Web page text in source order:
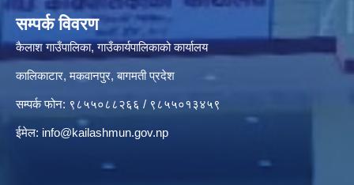
सम्पर्क विवरण
कैलाश गाउँपालिका, गाउँकार्यपालिकाको कार्यालय
कालिकाटार, मकवानपुर, बागमती प्रदेश
सम्पर्क फोन: ९८५५०८८२६६ / ९८५५०१३४५९
ईमेल: info@kailashmun.gov.np